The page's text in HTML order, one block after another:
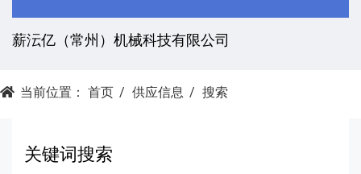
薪沄亿（常州）机械科技有限公司
当前位置： 首页 供应信息 搜索
关键词搜索